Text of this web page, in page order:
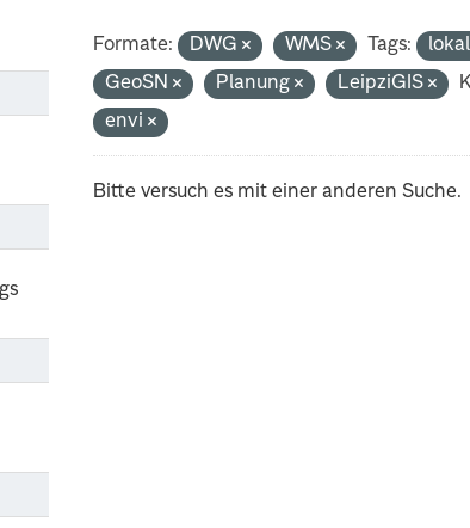
Formate: DWG WMS Tags:
GeoSN
Planung LeipziGIS
envi
Bitte versuch es mit einer anderen Suche.